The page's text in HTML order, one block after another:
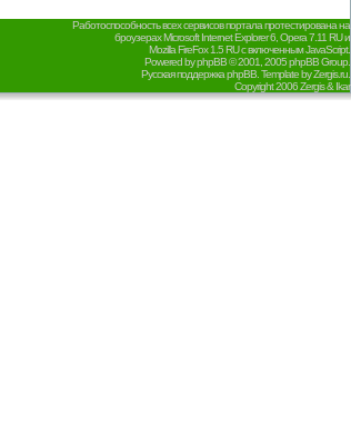
Работоспособность всех сервисов портала протестирована на
броузерах Microsoft Internet Explorer 6, Opera 7.11 RU и
Mozilla FireFox 1.5 RU с включенным JavaScript.
Powered byphpBB© 2001, 2005 phpBB Group.
Русская поддержка phpBB . Template byZergis.ru
Copyright 2006Zergis & Ikar